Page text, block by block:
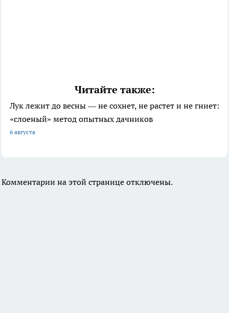
Читайте также:
Лук лежит до весны — не сохнет, не растет и не гниет:
«слоеный» метод опытных дачников
6 августа
Комментарии на этой странице отключены.